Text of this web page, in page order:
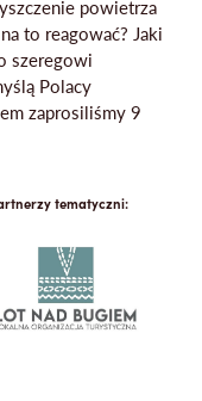
powietrza
to reagować? Jaki
szeregowi
Polacy
zaprosiliśmy 9
tematyczni: